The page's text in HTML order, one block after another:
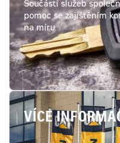
Součástí služeb
pomoc se zajištěním
na míru.
VÍCE